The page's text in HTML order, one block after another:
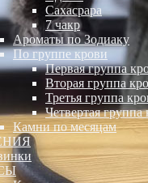
Сахасрара
7 чакр
Ароматы по Зодиаку
По группе крови
Первая группа
Вторая группа
Третья группа
Четвертая
Камни по месяцам